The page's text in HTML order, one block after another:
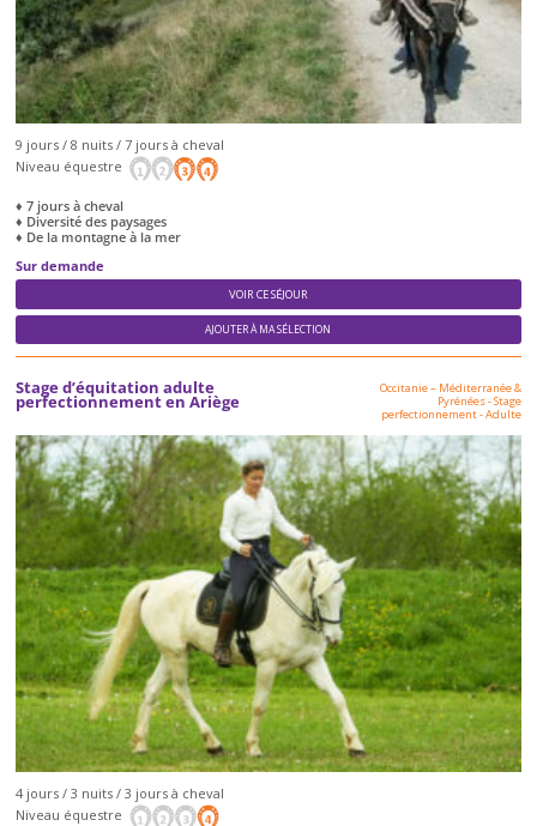
9 jours / 8 nuits / 7 jours à cheval
Niveau équestre
♦ 7 jours à cheval
♦ Diversité des paysages
♦ De la montagne à la mer
Sur demande
VOIR CE SÉJOUR
AJOUTER À MA SÉLECTION
Stage d’équitation adulte
perfectionnement en Ariège
Occitanie – Méditerranée &
Pyrénées-Stage
perfectionnement-Adulte
4 jours / 3 nuits / 3 jours à cheval
Niveau équestre